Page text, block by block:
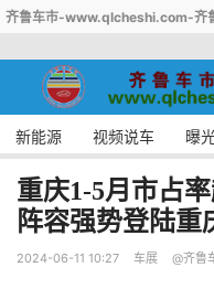
齐鲁车市-www.qlcheshi.com-齐
新能源 视频说车 曝
重庆1-5月市占
阵容强势登陆重
2024-06-11 10:27 车展 @齐鲁